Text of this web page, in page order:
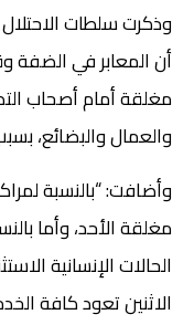
وذكرت سلطات
أن المعابر في الضفة
مغلقة أمام أصحاب
والعمال والبضائع،
وأضافت: “بالنسبة
مغلقة الأحد، وأما
الحالات الإنسانية
الاثنين تعود كافة